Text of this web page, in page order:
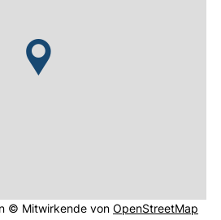
öffnet neues Fenster).
© Mitwirkende von OpenStreetMap